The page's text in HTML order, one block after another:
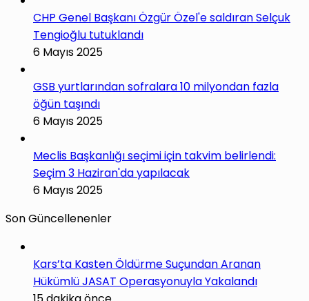
CHP Genel Başkanı Özgür Özel'e saldıran Selçuk
Tengioğlu tutuklandı
6 Mayıs 2025
GSB yurtlarından sofralara 10 milyondan fazla
öğün taşındı
6 Mayıs 2025
Meclis Başkanlığı seçimi için takvim belirlendi:
Seçim 3 Haziran'da yapılacak
6 Mayıs 2025
Son Güncellenenler
Kars’ta Kasten Öldürme Suçundan Aranan
Hükümlü JASAT Operasyonuyla Yakalandı